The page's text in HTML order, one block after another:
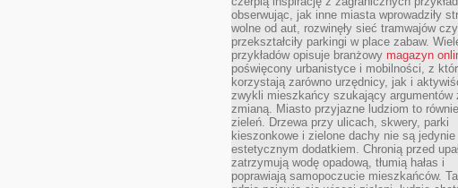
obserwując, jak inne miasta wprowadziły
wolne od aut, rozwinęły sieć tramwajów czy
przekształciły parkingi w place zabaw.
przykładów opisuje branżowy magazyn
poświęcony urbanistyce i mobilności, z
korzystają zarówno urzędnicy, jak i
zwykli mieszkańcy szukający argumentów
zmianą. Miasto przyjazne ludziom to
zieleń. Drzewa przy ulicach, skwery, parki
kieszonkowe i zielone dachy nie są jedynie
estetycznym dodatkiem. Chronią przed
zatrzymują wodę opadową, tłumią hałas i
poprawiają samopoczucie mieszkańców.